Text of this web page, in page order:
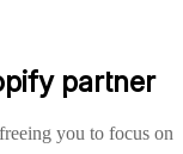
partner
you to focus on